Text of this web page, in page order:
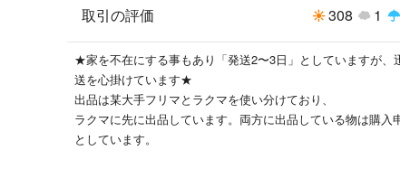
取引の評価 308 1
★家を不在にする事もあり「発送2〜3日」としていますが、
送を心掛けています★
出品は某大手フリマとラクマを使い分けており、
ラクマに先に出品しています。両方に出品している物は購入
としています。